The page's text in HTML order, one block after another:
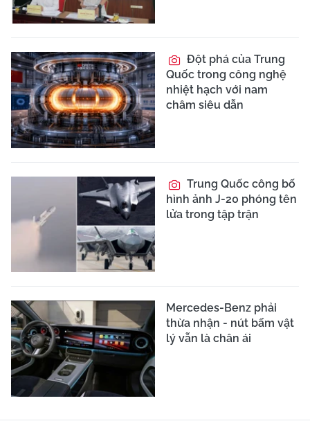
Đột phá của Trung
Quốc trong công nghệ
nhiệt hạch với nam
châm siêu dẫn
Trung Quốc công bố
hình ảnh J-20 phóng tên
lửa trong tập trận
Mercedes-Benz phải
thừa nhận - nút bấm vật
lý vẫn là chân ái